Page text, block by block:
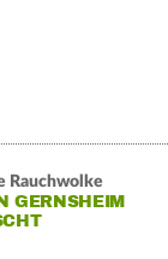
Rauchwolke
E